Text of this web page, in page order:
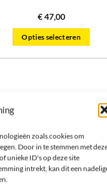
zoals cookies om
Door in te stemmen met
unieke ID's op deze site
intrekt, kan dit een
€47,00
Opties selecteren
optie
kan
gekozen
je aan voor onze